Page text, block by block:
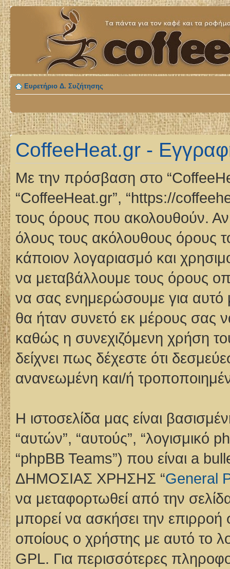
Ευρετήριο Δ. Συζήτησης
CoffeeHeat.gr -
Με την πρόσβαση στο
“CoffeeHeat.gr”, “https://
τους όρους που ακολουθούν. Αν
όλους τους ακόλουθους όρους
κάποιον λογαριασμό και
να μεταβάλλουμε τους όρους
να σας ενημερώσουμε για
θα ήταν συνετό εκ μέρους σας
καθώς η συνεχιζόμενη χρήση
δείχνει πως δέχεστε ότι
ανανεωμένη και/ή
Η ιστοσελίδα μας είναι
“αυτών”, “αυτούς”, “λογισμικό
“phpBB Teams”) που είναι a
ΔΗΜΟΣΙΑΣ ΧΡΗΣΗΣ “General
να μεταφορτωθεί από την
μπορεί να ασκήσει την επιρροή
οποίους ο χρήστης με αυτό το
GPL. Για περισσότερες